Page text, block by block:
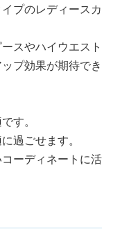
プのレディースカ
スやハイウエスト
プ効果が期待でき
す。
過ごせます。
ーディネートに活